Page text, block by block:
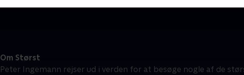
Om Størst
Peter Ingemann rejser ud i verden for at besøge nogle af de